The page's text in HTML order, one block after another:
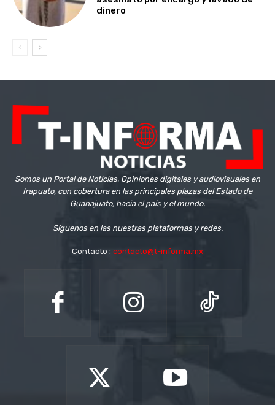
dinero
Somos un Portal de Noticias, Opiniones digitales y audiovisuales en
Irapuato, con cobertura en las principales plazas del Estado de
Guanajuato, hacia el país y el mundo.
Síguenos en las nuestras plataformas y redes.
Contacto : contacto@t-informa.mx